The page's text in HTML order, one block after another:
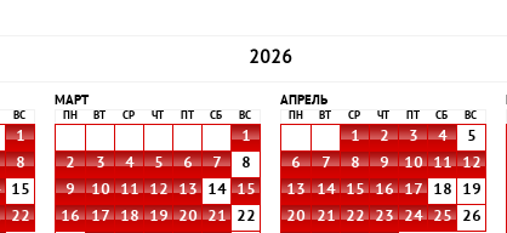
2026
ВС
1
8
15
22
МАРТ
ПН ВТ СР ЧТ СБ ВС
1
2
3 4 5 6 7
8
9
10 11 12 13 14
15
16
17 18 19 20 21
22
АПРЕЛЬ
ПН ВТ СР ЧТ СБ ВС
1 2 3 4
5
6
7 8 9 10 11
12
13
14 15 16 17 18
19
20
21 22 23 24 25
26